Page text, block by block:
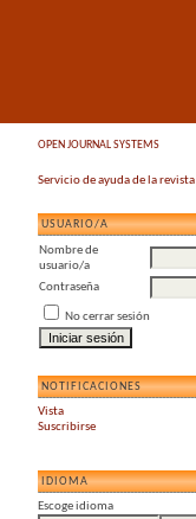
OPEN JOURNAL SYSTEMS
Servicio de ayuda de la revista
USUARIO/A
Nombre de
usuario/a
Contraseña
No cerrar sesión
NOTIFICACIONES
Vista
Suscribirse
IDIOMA
Escoge idioma